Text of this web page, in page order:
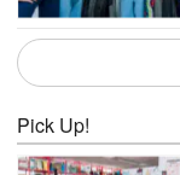
Pick Up!